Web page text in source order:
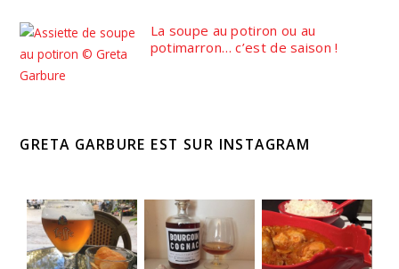
La soupe au potiron ou au
potimarron… c’est de saison !
GRETA GARBURE EST SUR INSTAGRAM